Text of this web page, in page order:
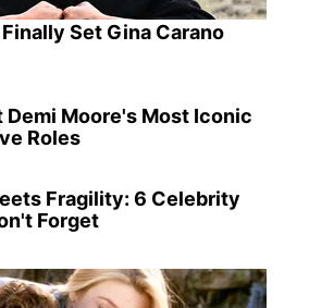
Set Gina Carano
Demi Moore's Most Iconic
Roles
Fragility: 6 Celebrity
Forget